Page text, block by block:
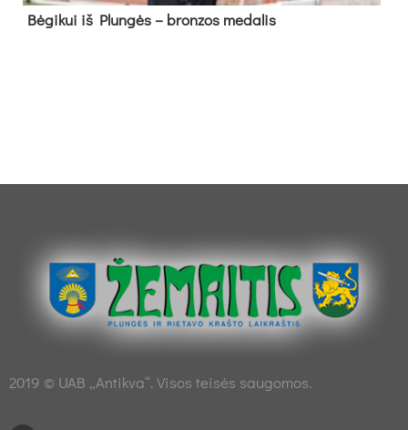
Bė­gi­kui iš Plun­gės – bron­zos me­da­lis
2019 © UAB „Antikva“. Visos teisės saugomos.